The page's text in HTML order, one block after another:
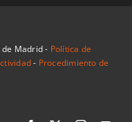
Madrid - Política de
- Procedimiento de